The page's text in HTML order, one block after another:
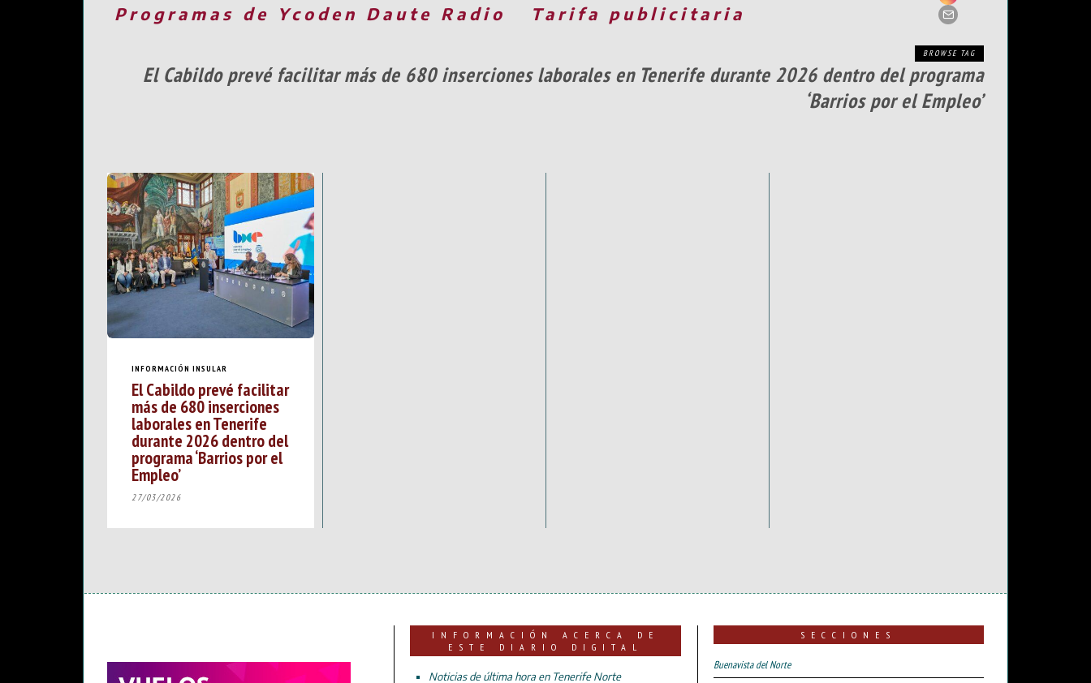
Programas de Ycoden Daute Radio
Tarifa publicitaria
BROWSE TAG
El Cabildo prevé facilitar más de 680 inserciones laborales en Tenerife durante 2026 dentro del programa
‘Barrios por el Empleo’
INFORMACIÓN INSULAR
El Cabildo prevé facilitar
más de 680 inserciones
laborales en Tenerife
durante 2026 dentro del
programa ‘Barrios por el
Empleo’
27/03/2026
INFORMACIÓN ACERCA DE
ESTE DIARIO DIGITAL
Noticias de última hora en Tenerife Norte
SECCIONES
Buenavista del Norte